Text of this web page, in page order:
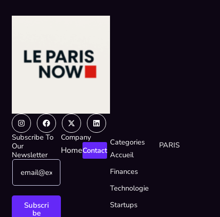
InstagramFacebook
X-
twitter
Linkedin
Subscribe To
Our
Newsletter
E
a
E
a
Subscri
be
Company
HomeContact
Categories
Accueil
Finances
Technologie
Startups
PARIS